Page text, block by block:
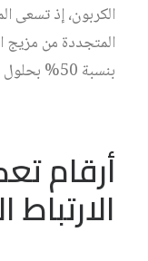
الكربون، إذ تسعى
المتجددة من مزيج
بنسبة 50% بحلول 2030.
أرقام